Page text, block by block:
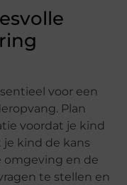
voor een
Plan
voordat je kind
kind de kans
omgeving en de
te stellen en